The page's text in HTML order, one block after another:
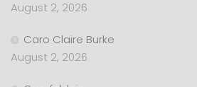
August 2, 2026
Caro Claire Burke
August 2, 2026